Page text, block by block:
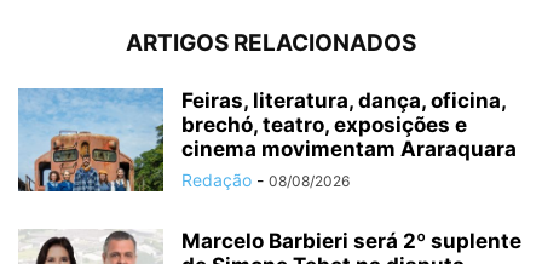
ARTIGOS RELACIONADOS
Feiras, literatura, dança, oficina,
brechó, teatro, exposições e
cinema movimentam Araraquara
Redação - 08/08/2026
Marcelo Barbieri será 2º suplente